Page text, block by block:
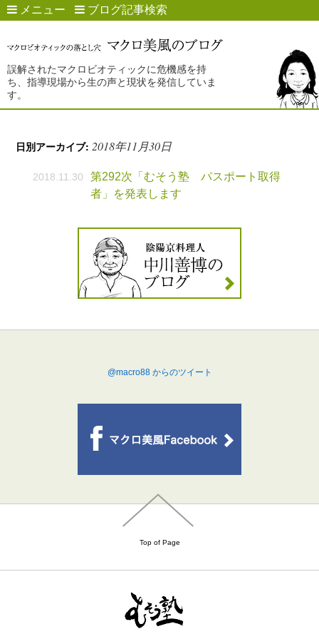
メニュー ブログ記事検索
誤解されたマクロビオティックに危機感を持
ち、指導現場から生の声と現状を発信していま
す。
日別アーカイブ:2018年11月30日
2018.11.30
第292次「むそう塾 パスポート取得
者」を発表します
@macro88 からのツイート
Top of Page